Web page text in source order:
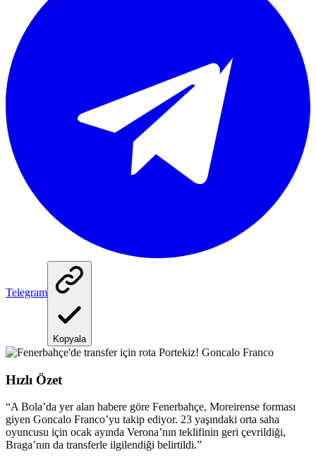
Telegram
Kopyala
Hızlı Özet
“A Bola’da yer alan habere göre Fenerbahçe, Moreirense forması
giyen Goncalo Franco’yu takip ediyor. 23 yaşındaki orta saha
oyuncusu için ocak ayında Verona’nın teklifinin geri çevrildiği,
Braga’nın da transferle ilgilendiği belirtildi.”